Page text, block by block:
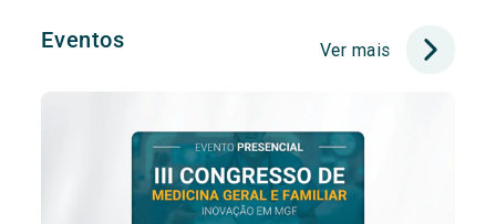
Eventos Ver mais